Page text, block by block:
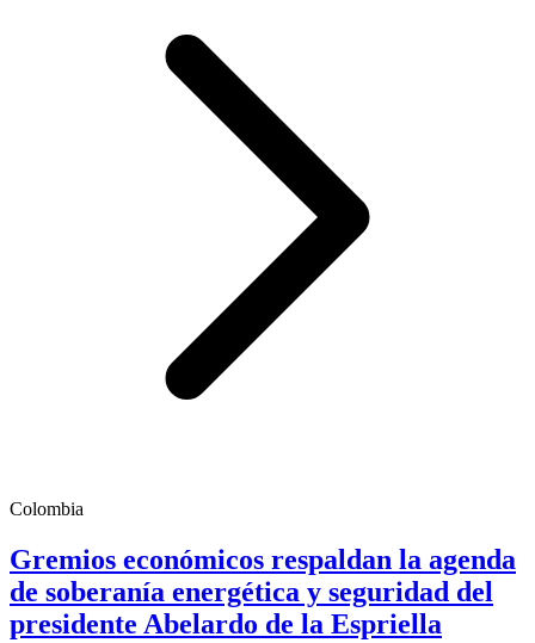
Colombia
Gremios económicos respaldan la agenda
de soberanía energética y seguridad del
presidente Abelardo de la Espriella